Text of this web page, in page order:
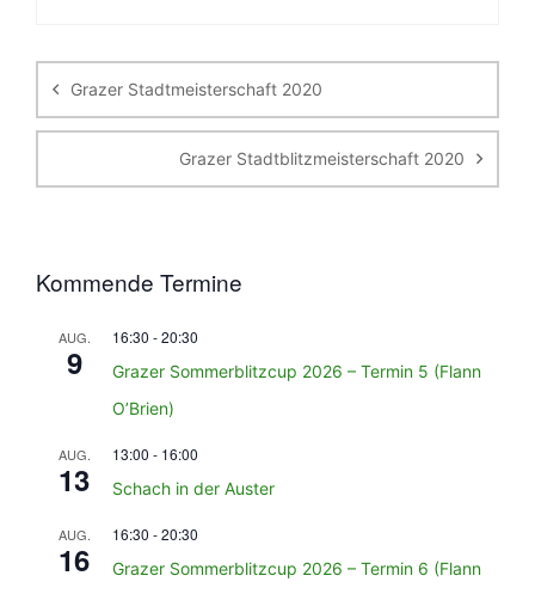
Grazer Stadtmeisterschaft 2020
Grazer Stadtblitzmeisterschaft 2020
Kommende Termine
AUG.
9
16:30 -20:30
Grazer Sommerblitzcup 2026 – Termin 5 (Flann
O’Brien)
AUG.
13
13:00 - 16:00
Schach in der Auster
AUG.
16
16:30 -20:30
Grazer Sommerblitzcup 2026 – Termin 6 (Flann